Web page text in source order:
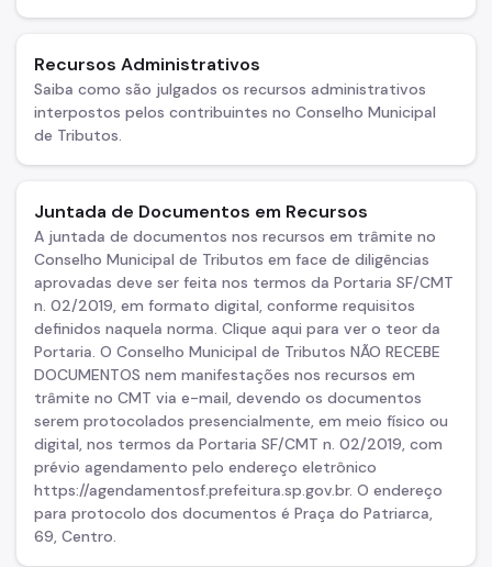
Licitações
Orçamento
Pagamento de Precatórios
RSATM
Manuais e Orientações
Legislação Tributária Paulistana
Proteção à Privacidade
Instituto de Previdência Municipal - IPREM
Recursos Administrativos
Saiba como são julgados os recursos administrativos
interpostos pelos contribuintes no Conselho Municipal
de Tributos.
Juntada de Documentos em Recursos
A juntada de documentos nos recursos em trâmite no
Conselho Municipal de Tributos em face de diligências
aprovadas deve ser feita nos termos da Portaria SF/CMT
n. 02/2019, em formato digital, conforme requisitos
definidos naquela norma. Clique aqui para ver o teor da
Portaria. O Conselho Municipal de Tributos NÃO RECEBE
DOCUMENTOS nem manifestações nos recursos em
trâmite no CMT via e-mail, devendo os documentos
serem protocolados presencialmente, em meio físico ou
digital, nos termos da Portaria SF/CMT n. 02/2019, com
prévio agendamento pelo endereço eletrônico
https://agendamentosf.prefeitura.sp.gov.br. O endereço
para protocolo dos documentos é Praça do Patriarca,
69, Centro.